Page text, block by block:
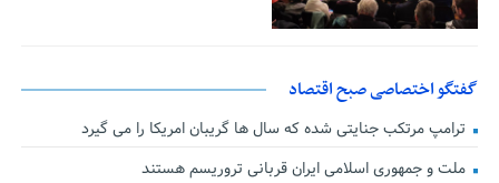
گفتگو اختصاصی صبح اقتصاد
ترامپ مرتکب جنایتی شده که سال ها گریبان امریکا را می گیرد
ملت و جمهوری اسلامی ایران قربانی تروریسم هستند